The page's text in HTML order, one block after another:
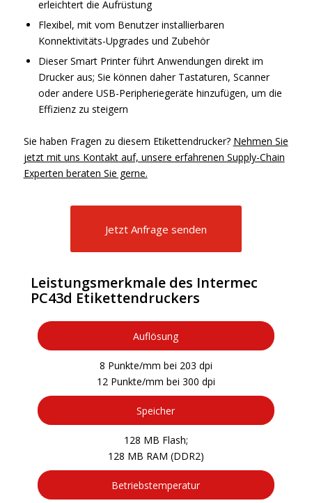
erleichtert die Aufrüstung
Flexibel, mit vom Benutzer installierbaren
Konnektivitäts-Upgrades und Zubehör
Dieser Smart Printer führt Anwendungen direkt im
Drucker aus; Sie können daher Tastaturen, Scanner
oder andere USB-Peripheriegeräte hinzufügen, um die
Effizienz zu steigern
Sie haben Fragen zu diesem Etikettendrucker? Nehmen Sie
jetzt mit uns Kontakt auf, unsere erfahrenen Supply-Chain
Experten beraten Sie gerne.
Jetzt Anfrage senden
Leistungsmerkmale des Intermec
PC43d Etikettendruckers
Auflösung
8 Punkte/mm bei 203 dpi
12 Punkte/mm bei 300 dpi
Speicher
128 MB Flash;
128 MB RAM (DDR2)
Betriebstemperatur